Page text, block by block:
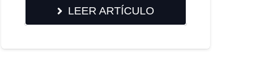
LEER ARTÍCULO